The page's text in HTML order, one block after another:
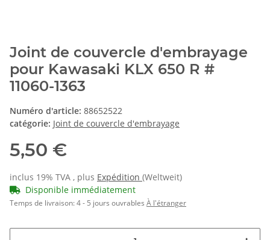
Joint de couvercle d'embrayage
pour Kawasaki KLX 650 R #
11060-1363
Numéro d'article: 88652522
catégorie: Joint de couvercle d'embrayage
5,50 €
inclus 19% TVA , plus Expédition (Weltweit)
Disponible immédiatement
Temps de livraison:4 - 5 jours ouvrables À l'étranger